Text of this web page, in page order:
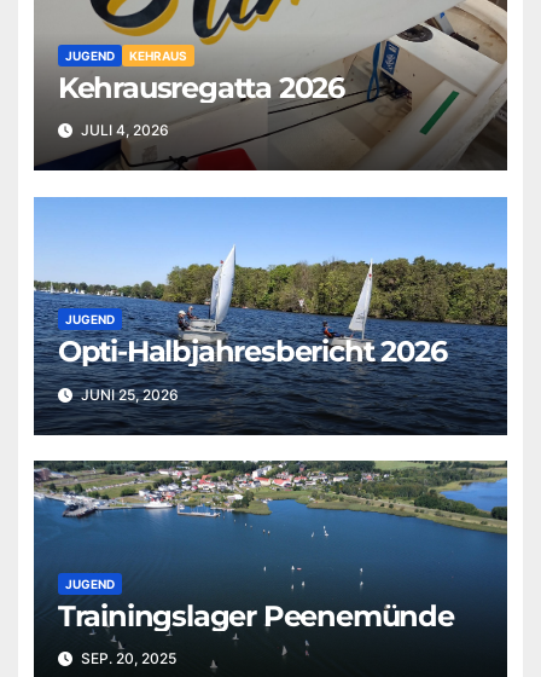
JUGEND KEHRAUS
Kehrausregatta 2026
JULI 4, 2026
JUGEND
Opti-Halbjahresbericht 2026
JUNI 25, 2026
JUGEND
Trainingslager Peenemünde
SEP. 20, 2025